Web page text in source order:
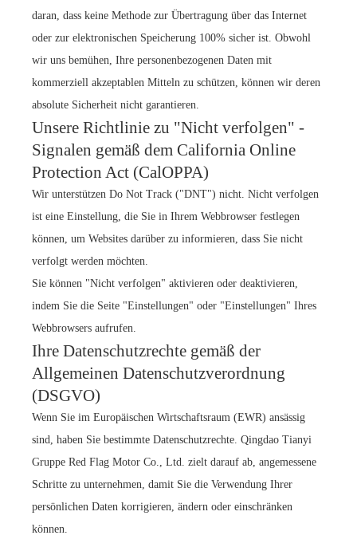
daran, dass keine Methode zur Übertragung über das Internet
oder zur elektronischen Speicherung 100% sicher ist. Obwohl
wir uns bemühen, Ihre personenbezogenen Daten mit
kommerziell akzeptablen Mitteln zu schützen, können wir deren
absolute Sicherheit nicht garantieren.
Unsere Richtlinie zu "Nicht verfolgen" -
Signalen gemäß dem California Online
Protection Act (CalOPPA)
Wir unterstützen Do Not Track ("DNT") nicht. Nicht verfolgen
ist eine Einstellung, die Sie in Ihrem Webbrowser festlegen
können, um Websites darüber zu informieren, dass Sie nicht
verfolgt werden möchten.
Sie können "Nicht verfolgen" aktivieren oder deaktivieren,
indem Sie die Seite "Einstellungen" oder "Einstellungen" Ihres
Webbrowsers aufrufen.
Ihre Datenschutzrechte gemäß der
Allgemeinen Datenschutzverordnung
(DSGVO)
Wenn Sie im Europäischen Wirtschaftsraum (EWR) ansässig
sind, haben Sie bestimmte Datenschutzrechte. Qingdao Tianyi
Gruppe Red Flag Motor Co., Ltd. zielt darauf ab, angemessene
Schritte zu unternehmen, damit Sie die Verwendung Ihrer
persönlichen Daten korrigieren, ändern oder einschränken
können.